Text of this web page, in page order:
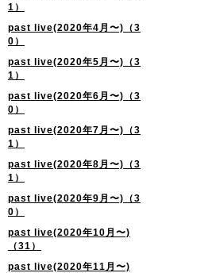
1）
past live(2020年4月〜)（3
0）
past live(2020年5月〜)（3
1）
past live(2020年6月〜)（3
0）
past live(2020年7月〜)（3
1）
past live(2020年8月〜)（3
1）
past live(2020年9月〜)（3
0）
past live(2020年10月〜)
（31）
past live(2020年11月〜)